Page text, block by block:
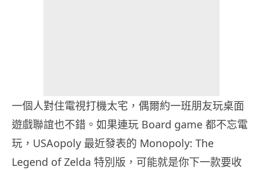
一個人對住電視打機太宅，偶爾約一班朋友玩桌面
遊戲聯誼也不錯。如果連玩 Board game 都不忘電
玩，USAopoly 最近發表的 Monopoly: The
Legend of Zelda 特別版，可能就是你下一款要收